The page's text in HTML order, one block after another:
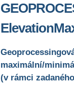
maximální/
(v rámci